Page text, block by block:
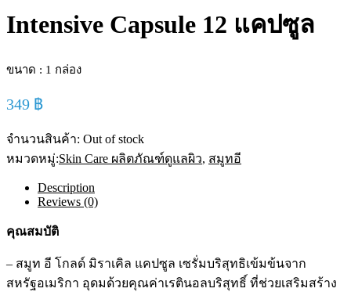
Intensive Capsule 12 แคปซูล
ขนาด : 1 กล่อง
349 ฿
จำนวนสินค้า: Out of stock
หมวดหมู่:Skin Care ผลิตภัณฑ์ดูแลผิว, สมูทอี
Description
Reviews (0)
คุณสมบัติ
– สมูท อี โกลด์ มิราเคิล แคปซูล เซรั่มบริสุทธิเข้มข้นจาก
สหรัฐอเมริกา อุดมด้วยคุณค่าเรตินอลบริสุทธิ์ ที่ช่วยเสริมสร้าง